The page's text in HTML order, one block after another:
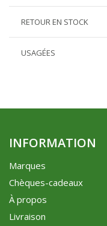
RETOUR EN STOCK
USAGÉES
INFORMATION
Marques
Chèques-cadeaux
À propos
Livraison